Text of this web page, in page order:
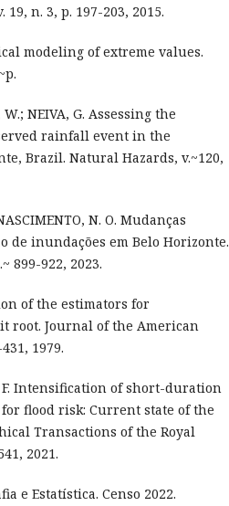
n. 3, p. 197-203, 2015.
modeling of extreme values.
W.; NEIVA, G. Assessing the
rainfall event in the
Brazil. Natural Hazards, v.~120,
N. O. Mudanças
de inundações em Belo Horizonte.
899-922, 2023.
of the estimators for
root. Journal of the American
1979.
F. Intensification of short-duration
flood risk: Current state of the
Transactions of the Royal
2021.
e Estatística. Censo 2022.